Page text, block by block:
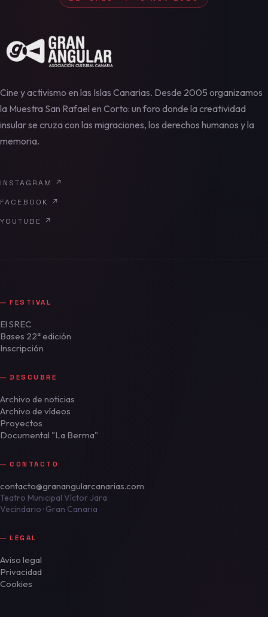
Cine y activismo en las Islas Canarias. Desde 2005 organizamos
la Muestra San Rafael en Corto: un foro donde la creatividad
insular se cruza con las migraciones, los derechos humanos y la
memoria.
INSTAGRAM
↗
FACEBOOK
↗
YOUTUBE
↗
FESTIVAL
El SREC
Bases 22ª edición
Inscripción
DESCUBRE
Archivo de noticias
Archivo de vídeos
Proyectos
Documental "La Berma"
CONTACTO
contacto@granangularcanarias.com
Teatro Municipal Víctor Jara
Vecindario · Gran Canaria
LEGAL
Aviso legal
Privacidad
Cookies